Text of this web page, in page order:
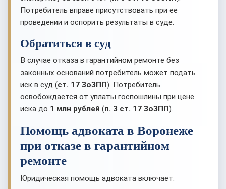
Потребитель вправе присутствовать при ее
проведении и оспорить результаты в суде.
Обратиться в суд
В случае отказа в гарантийном ремонте без
законных оснований потребитель может подать
иск в суд (ст. 17 ЗоЗПП). Потребитель
освобождается от уплаты госпошлины при цене
иска до 1 млн рублей (п. 3 ст. 17 ЗоЗПП).
Помощь адвоката в Воронеже
при отказе в гарантийном
ремонте
Юридическая помощь адвоката включает: